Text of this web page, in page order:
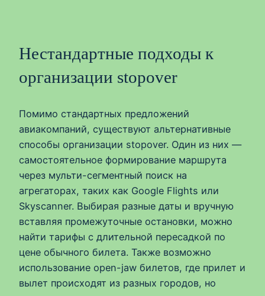
Нестандартные подходы к
организации stopover
Помимо стандартных предложений
авиакомпаний, существуют альтернативные
способы организации stopover. Один из них —
самостоятельное формирование маршрута
через мульти-сегментный поиск на
агрегаторах, таких как Google Flights или
Skyscanner. Выбирая разные даты и вручную
вставляя промежуточные остановки, можно
найти тарифы с длительной пересадкой по
цене обычного билета. Также возможно
использование open-jaw билетов, где прилет и
вылет происходят из разных городов, но